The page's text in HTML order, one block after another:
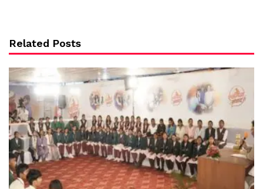
Related Posts